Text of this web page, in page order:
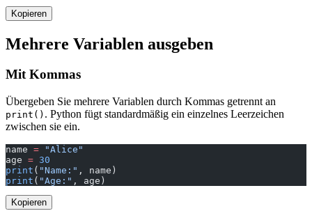
Kopieren
Mehrere Variablen ausgeben
Mit Kommas
Übergeben Sie mehrere Variablen durch Kommas getrennt an
print() . Python fügt standardmäßig ein einzelnes Leerzeichen
zwischen sie ein.
name = "Alice"
age = 30
print ( "Name:" , name)
print ( "Age:" , age)
Kopieren